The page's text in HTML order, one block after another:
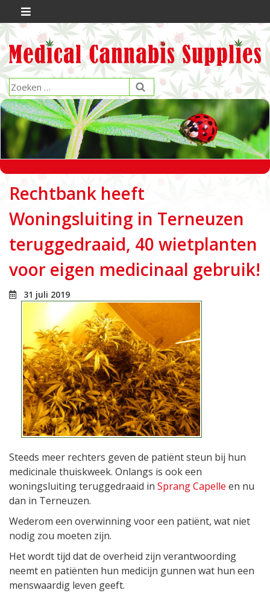
Rechtbank heeft
Woningsluiting in Terneuzen
teruggedraaid, 40 wietplanten
voor eigen medicinaal gebruik!
31 juli 2019
Steeds meer rechters geven de patiënt steun bij hun
medicinale thuiskweek. Onlangs is ook een
woningsluiting teruggedraaid in Sprang Capelle en nu
dan in Terneuzen.
Wederom een overwinning voor een patiënt, wat niet
nodig zou moeten zijn.
Het wordt tijd dat de overheid zijn verantwoording
neemt en patiënten hun medicijn gunnen wat hun een
menswaardig leven geeft.